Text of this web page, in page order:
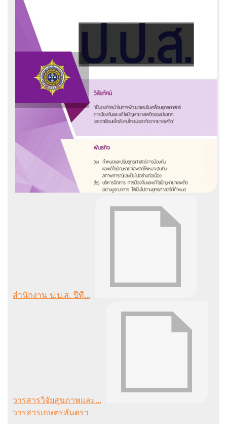
สำนักงาน ป.ป.ส. ปีที...
วารสารวิจัยสุขภาพและ...
วารสารเกษตรหันตรา